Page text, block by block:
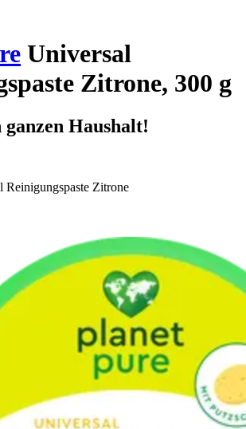
Universal
Zitrone, 300 g
Haushalt!
Reinigungspaste Zitrone